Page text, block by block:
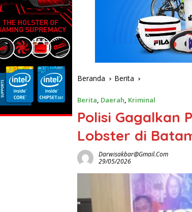
Beranda Berita
Berita, Daerah, Kriminal
Polisi Gagalkan
Lobster di
Darwisakbar@gmail.com
29/05/2026